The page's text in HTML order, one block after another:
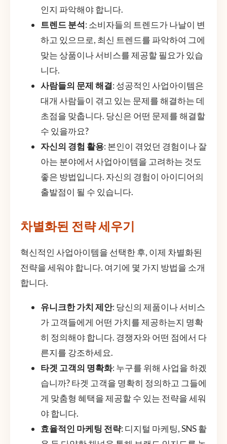
인지 파악해야 합니다.
트렌드 분석: 소비자들의 트렌드가 나날이 변
하고 있으므로, 최신 트렌드를 파악하여 그에
맞는 상품이나 서비스를 제공할 필요가 있습
니다.
사람들의 문제 해결: 성공적인 사업아이템은
대개 사람들이 겪고 있는 문제를 해결하는 데
초점을 맞춥니다. 당신은 어떤 문제를 해결할
수 있을까요?
자신의 경험 활용: 본인이 겪었던 경험이나 잘
아는 분야에서 사업아이템을 고려하는 것도
좋은 방법입니다. 자신의 경험이 아이디어의
출발점이 될 수 있습니다.
차별화된 전략 세우기
혁신적인 사업아이템을 선택한 후, 이제 차별화된
전략을 세워야 합니다. 여기에 몇 가지 방법을 소개
합니다.
유니크한 가치 제안: 당신의 제품이나 서비스
가 고객들에게 어떤 가치를 제공하는지 명확
히 정의해야 합니다. 경쟁자와 어떤 점에서 다
른지를 강조하세요.
타겟 고객의 명확화: 누구를 위해 사업을 하겠
습니까? 타겟 고객을 명확히 정의하고 그들에
게 맞춤형 혜택을 제공할 수 있는 전략을 세워
야 합니다.
효율적인 마케팅 전략: 디지털 마케팅, SNS 활